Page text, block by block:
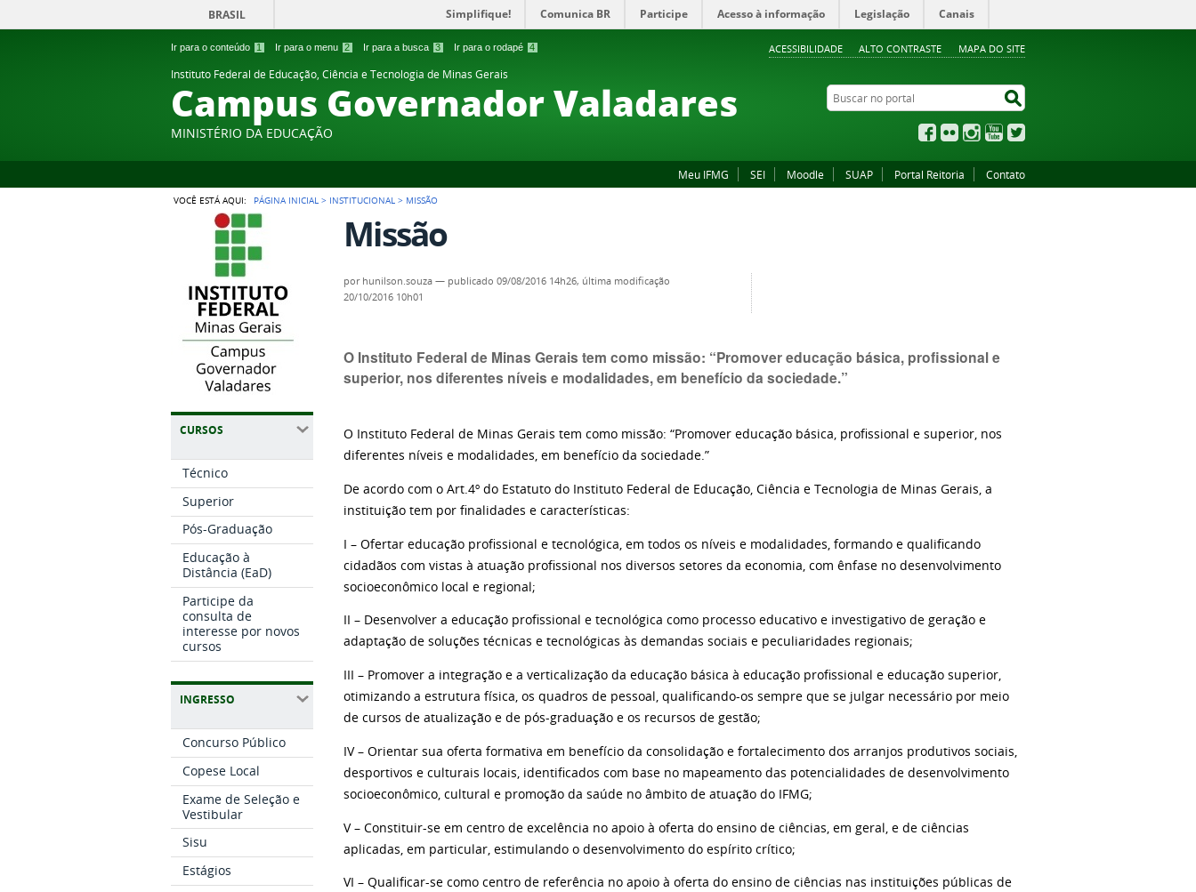
Ir para o conteúdo 1 Ir para o menu 2 Ir para a busca 3 Ir para o rodapé 4 ACESSIBILIDADE ALTO CONTRASTE MAPA DO SITE
BRASIL Simplifique! Comunica BR Participe Acesso à informação Legislação Canais
Instituto Federal de Educação, Ciência e Tecnologia de Minas Gerais
Campus Governador Valadares
MINISTÉRIO DA EDUCAÇÃO
Buscar no portal
Facebook
Flickr InstagramYouTube
Meu IFMG SEI Moodle SUAP Portal Reitoria Contato
VOCÊ ESTÁ AQUI: PÁGINA INICIAL > INSTITUCIONAL > MISSÃO
CURSOS
Técnico
Superior
Pós-Graduação
Educação à
Distância (EaD)
Participe da
consulta de
interesse por novos
cursos
INGRESSO
Concurso Público
Copese Local
Exame de Seleção e
Vestibular
Sisu
Estágios
Missão
por hunilson.souza — publicado 09/08/2016 14h26, última modificação
20/10/2016 10h01
O Instituto Federal de Minas Gerais tem como missão: “Promover educação básica, profissional e
superior, nos diferentes níveis e modalidades, em benefício da sociedade.”
O Instituto Federal de Minas Gerais tem como missão: “Promover educação básica, profissional e superior, nos
diferentes níveis e modalidades, em benefício da sociedade.”
De acordo com o Art.4º do Estatuto do Instituto Federal de Educação, Ciência e Tecnologia de Minas Gerais, a
instituição tem por finalidades e características:
I – Ofertar educação profissional e tecnológica, em todos os níveis e modalidades, formando e qualificando
cidadãos com vistas à atuação profissional nos diversos setores da economia, com ênfase no desenvolvimento
socioeconômico local e regional;
II – Desenvolver a educação profissional e tecnológica como processo educativo e investigativo de geração e
adaptação de soluções técnicas e tecnológicas às demandas sociais e peculiaridades regionais;
III – Promover a integração e a verticalização da educação básica à educação profissional e educação superior,
otimizando a estrutura física, os quadros de pessoal, qualificando-os sempre que se julgar necessário por meio
de cursos de atualização e de pós-graduação e os recursos de gestão;
IV – Orientar sua oferta formativa em benefício da consolidação e fortalecimento dos arranjos produtivos sociais,
desportivos e culturais locais, identificados com base no mapeamento das potencialidades de desenvolvimento
socioeconômico, cultural e promoção da saúde no âmbito de atuação do IFMG;
V – Constituir-se em centro de excelência no apoio à oferta do ensino de ciências, em geral, e de ciências
aplicadas, em particular, estimulando o desenvolvimento do espírito crítico;
VI – Qualificar-se como centro de referência no apoio à oferta do ensino de ciências nas instituições públicas de